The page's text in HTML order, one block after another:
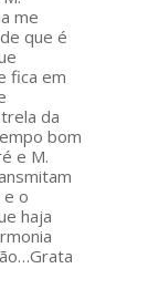
me
que é
fica em
da
bom
e M.
e o
haja